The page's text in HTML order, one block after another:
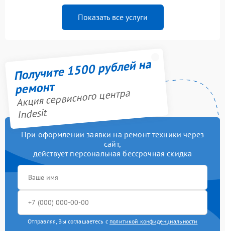
Показать все услуги
Получите 1500 рублей на
ремонт
Акция сервисного центра
Indesit
При оформлении заявки на ремонт техники через
сайт,
действует персональная бессрочная скидка
Отправляя, Вы соглашаетесь с политикой конфиденциальности